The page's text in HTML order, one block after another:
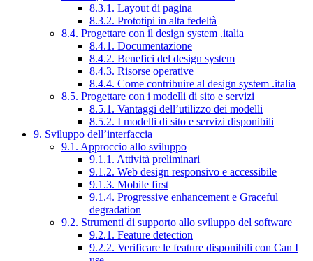
8.3.1. Layout di pagina
8.3.2. Prototipi in alta fedeltà
8.4. Progettare con il design system .italia
8.4.1. Documentazione
8.4.2. Benefici del design system
8.4.3. Risorse operative
8.4.4. Come contribuire al design system .italia
8.5. Progettare con i modelli di sito e servizi
8.5.1. Vantaggi dell’utilizzo dei modelli
8.5.2. I modelli di sito e servizi disponibili
9. Sviluppo dell’interfaccia
9.1. Approccio allo sviluppo
9.1.1. Attività preliminari
9.1.2. Web design responsivo e accessibile
9.1.3. Mobile first
9.1.4. Progressive enhancement e Graceful
degradation
9.2. Strumenti di supporto allo sviluppo del software
9.2.1. Feature detection
9.2.2. Verificare le feature disponibili con Can I